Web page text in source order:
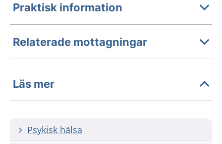
Praktisk information
Relaterade mottagningar
Läs mer
Psykisk hälsa